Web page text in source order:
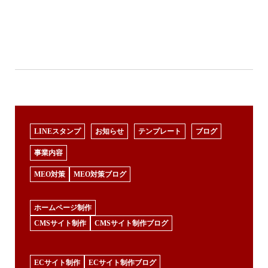
LINEスタンプ お知らせ テンプレート ブログ
事業内容
MEO対策 MEO対策ブログ
ホームページ制作
CMSサイト制作
CMSサイト制作ブログ
ECサイト制作 ECサイト制作ブログ